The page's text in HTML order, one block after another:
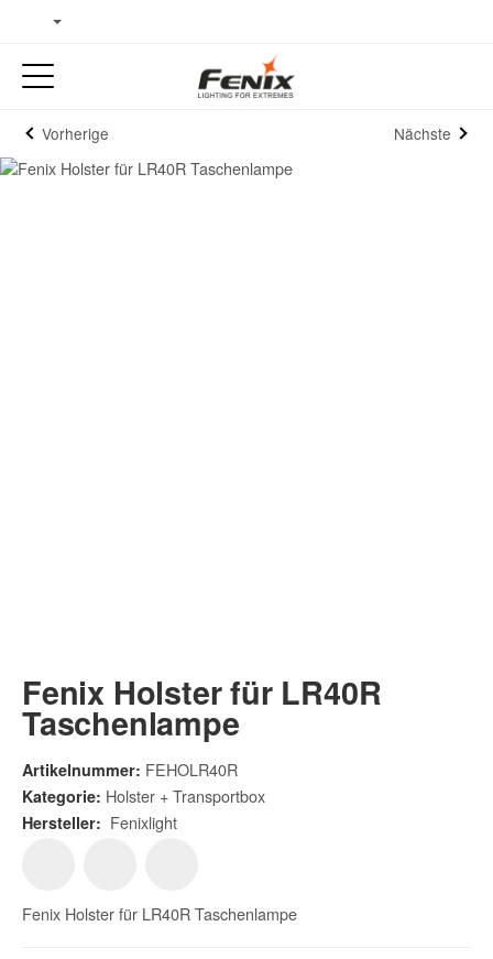
Vorherige Nächste
Fenix Holster für LR40R
Taschenlampe
Artikelnummer: FEHOLR40R
Kategorie: Holster + Transportbox
Hersteller: Fenixlight
Fenix Holster für LR40R Taschenlampe